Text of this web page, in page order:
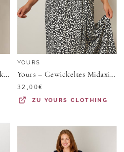
Yours Yours – Pointellewickelkleid In Khakisize 48
YOURS
Yours – Gewickeltes Midaxikleid In Schwarz Mit Abstraktem Print Size 54-56
32,00€
ZU YOURS CLOTHING